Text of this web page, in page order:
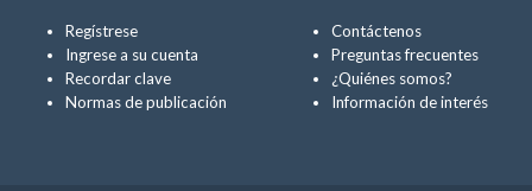
Regístrese
Ingrese a su cuenta
Recordar clave
Normas de publicación
Contáctenos
Preguntas frecuentes
¿Quiénes somos?
Información de interés